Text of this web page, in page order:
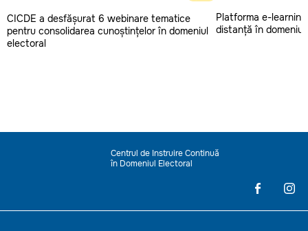
CICDE a desfășurat 6 webinare tematice
pentru consolidarea cunoștințelor în domeniul
electoral
Platforma e-
distanță în
Centrul de Instruire Continuă
în Domeniul Electoral